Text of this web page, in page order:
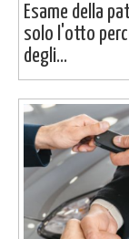
Esame della
solo l'otto
degli...